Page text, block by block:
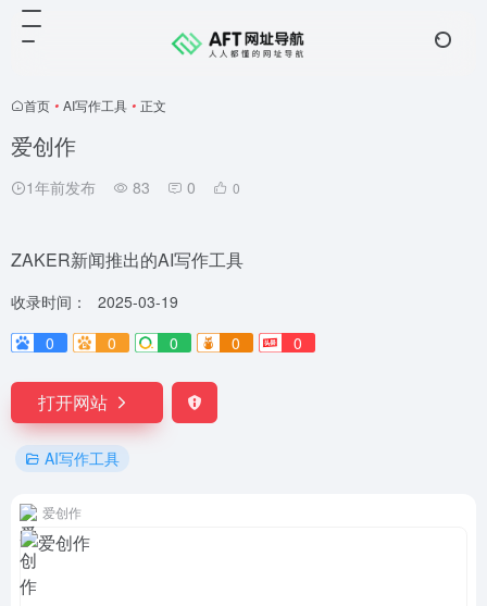
首页 • AI写作工具 • 正文
爱创作
1年前发布 83 0 0
ZAKER新闻推出的AI写作工具
收录时间：
2025-03-19
0
0 0 0 0
打开网站
AI写作工具
爱创作